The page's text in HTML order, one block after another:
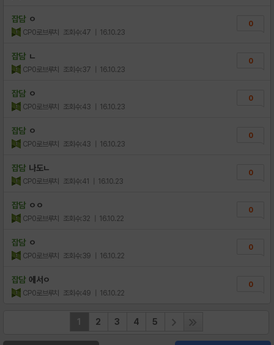
잡담 ㅇ
CP0로브루치 조회수:47 | 16.10.23
0
잡담 ㄴ
CP0로브루치 조회수:37 | 16.10.23
0
잡담 ㅇ
CP0로브루치 조회수:43 | 16.10.23
0
잡담 ㅇ
CP0로브루치 조회수:43 | 16.10.23
0
잡담 나도ㄴ
CP0로브루치 조회수:41 | 16.10.23
0
잡담 ㅇㅇ
CP0로브루치 조회수:32 | 16.10.22
0
잡담 ㅇ
CP0로브루치 조회수:39 | 16.10.22
0
잡담 에서ㅇ
CP0로브루치 조회수:49 | 16.10.22
0
1 2 3 4 5